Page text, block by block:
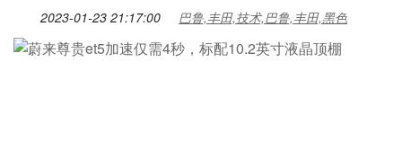
2023-01-23 21:17:00 巴鲁,丰田,技术,巴鲁,丰田,黑色